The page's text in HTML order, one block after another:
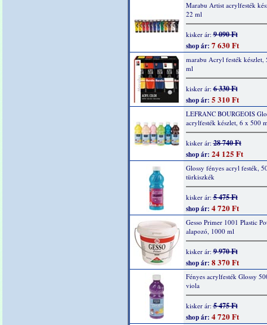
Marabu Artist acrylfesték
22 ml
kisker ár:9 090 Ft
shop ár: 7 630 Ft
marabu Acryl festék készlet,
ml
kisker ár:6 330 Ft
shop ár: 5 310 Ft
LEFRANC BOURGEOIS
acrylfesték készlet, 6 x 500
kisker ár:28 740 Ft
shop ár: 24 125 Ft
Glossy fényes acryl festék,
türkiszkék
kisker ár:5 475 Ft
shop ár: 4 720 Ft
Gesso Primer 1001 Plastic
alapozó, 1000 ml
kisker ár:9 970 Ft
shop ár: 8 370 Ft
Fényes acrylfesték Glossy
viola
kisker ár:5 475 Ft
shop ár: 4 720 Ft